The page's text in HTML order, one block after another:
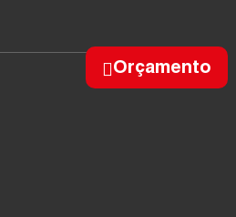
Orçamento